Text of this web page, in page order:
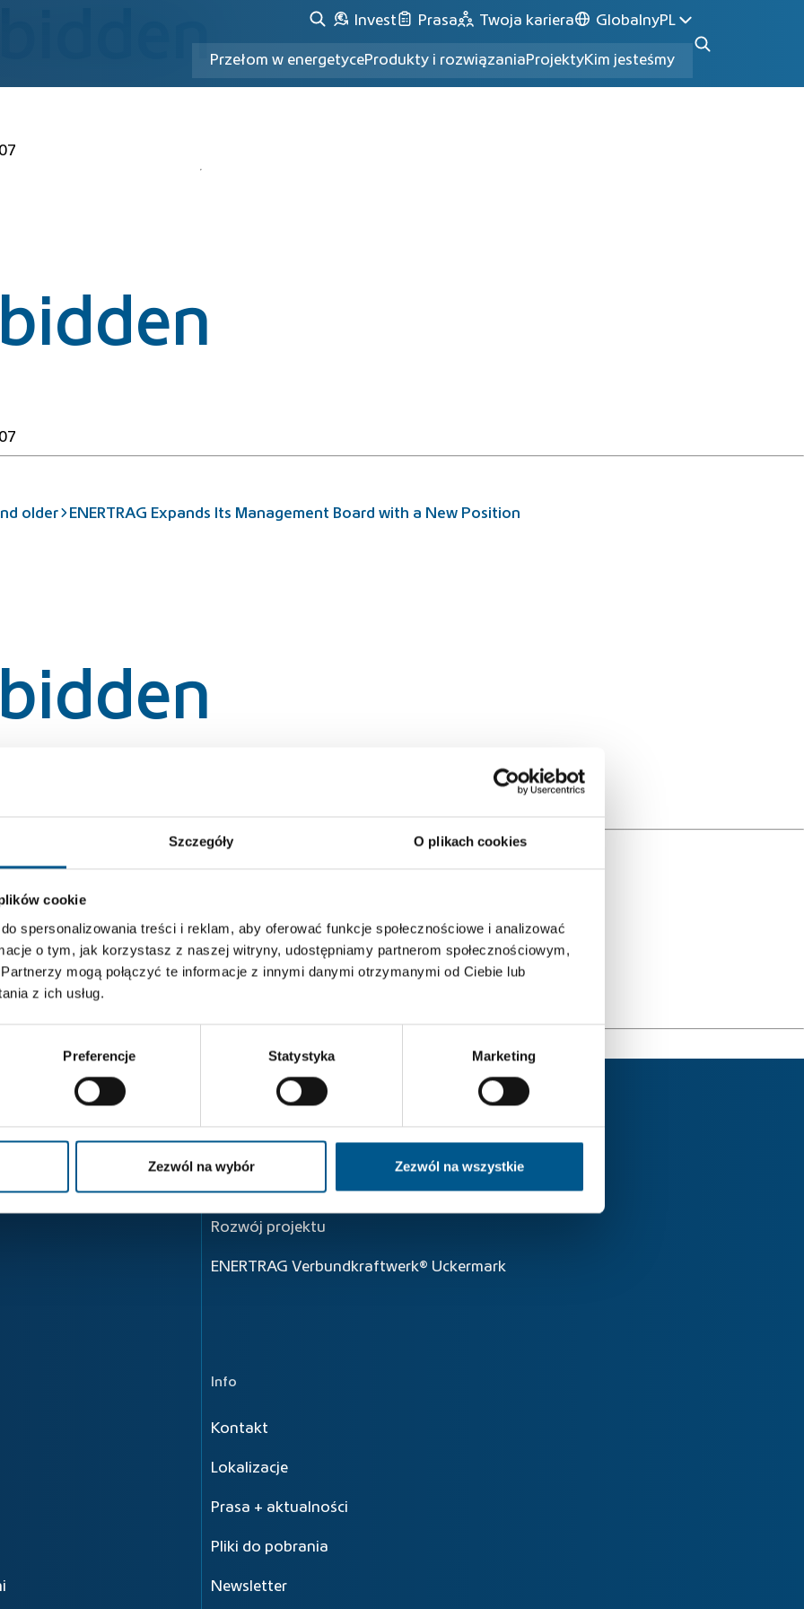
Szczegóły O plikach cookies
cookie
spersonalizowania treści i reklam, aby oferować funkcje społecznościowe i analizować
o tym, jak korzystasz z naszej witryny, udostępniamy partnerom społecznościowym,
mogą połączyć te informacje z innymi danymi otrzymanymi od Ciebie lub
z ich usług.
Preferencje Statystyka Marketing
Zezwól na wybór Zezwól na wszystkie
Invest Prasa Twoja kariera GlobalnyPL
Przełom w energetyceProdukty i rozwiązaniaProjektyKim jesteśmy
older ENERTRAG Expands Its Management Board with a New Position
Zwrot w energetyce
Przepływ energii
Rozwój projektu
ENERTRAG Verbundkraftwerk® Uckermark
Info
Kontakt
Lokalizacje
Prasa + aktualności
Pliki do pobrania
Newsletter